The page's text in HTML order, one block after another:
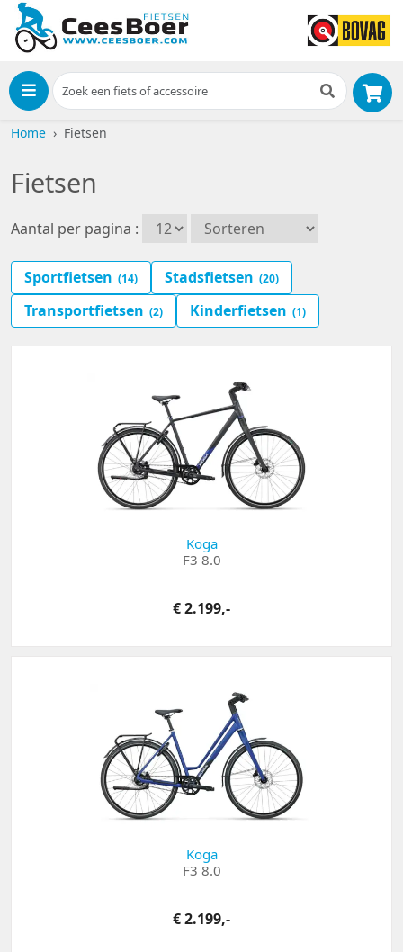
Menu
Home Fietsen
Aantal per pagina :
Fietsen
Sportfietsen (14) Stadsfietsen (20)
Transportfietsen (2) Kinderfietsen (1)
Koga
F3 8.0
€ 2.199,-
Koga
F3 8.0
€ 2.199,-